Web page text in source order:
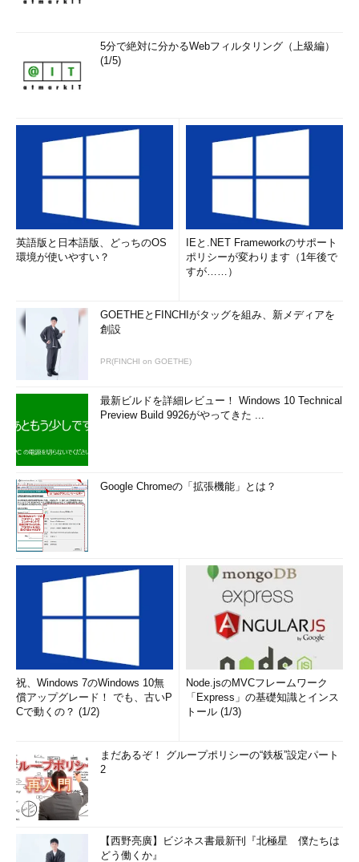
5分で絶対に分かるWebフィルタリング（上級編）
(1/5)
英語版と日本語版、どっちのOS
環境が使いやすい？
IEと.NET Frameworkのサポート
ポリシーが変わります（1年後で
すが……）
GOETHEとFINCHIがタッグを組み、新メディアを
創設
PR(FINCHI on GOETHE)
最新ビルドを詳細レビュー！ Windows 10 Technical
Preview Build 9926がやってきた ...
Google Chromeの「拡張機能」とは？
祝、Windows 7のWindows 10無
償アップグレード！ でも、古いP
Cで動くの？ (1/2)
Node.jsのMVCフレームワーク
「Express」の基礎知識とインス
トール (1/3)
まだあるぞ！ グループポリシーの“鉄板”設定パート
2
【西野亮廣】ビジネス書最新刊『北極星 僕たちは
どう働くか』